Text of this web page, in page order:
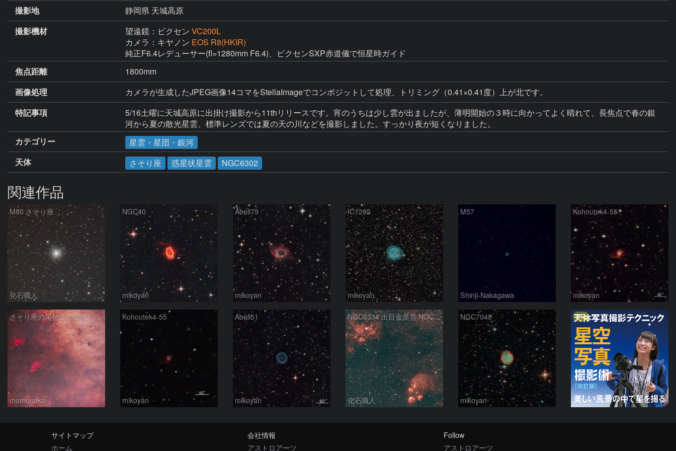
撮影地
静岡県 天城高原
撮影機材
望遠鏡：ビクセン VC200L
カメラ：キヤノン EOS R8(HKIR)
純正F6.4レデューサー(fl=1280mm F6.4)、ビクセンSXP赤道儀で恒星時ガイド
焦点距離
1800mm
画像処理
カメラが生成したJPEG画像14コマをStellaImageでコンポジットして処理、トリミング（0.41×0.41度）上が北です。
特記事項
5/16土曜に天城高原に出掛け撮影から11thリリースです。宵のうちは少し雲が出ましたが、薄明開始の３時に向かってよく晴れて、長焦点で春の銀
河から夏の散光星雲、標準レンズでは夏の天の川などを撮影しました。すっかり夜が短くなりました。
カテゴリー
星雲・星団・銀河
天体
さそり座 惑星状星雲 NGC6302
関連作品
M80 さそり座
化石職人
NGC40
mikoyan
Abell79
mikoyan
IC1295
mikoyan
M57
Shinji-Nakagawa
Kohoutek4-55
mikoyan
さそり座の尾付近の空域 260718
momonako
Kohoutek4-55
mikoyan
Abell51
mikoyan
NGC6334 出目金星雲 NGC6357 彼岸花星雲 さそり座
化石職人
NGC7048
mikoyan
PR
サイトマップ
ホーム
会社情報
アストロアーツ
Follow
アストロアーツ